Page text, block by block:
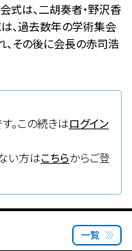
は、二胡奏者・野沢香
、過去数年の学術集会
、その後に会長の赤司浩
。この続きはログイン
い方はこちらからご登
一覧